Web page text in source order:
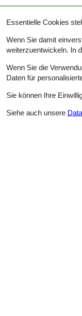
ekstra tjenester
der måtte
saldo vil blive
du under alle
tv, Bluetooth
1 dobbeltseng
kaffemaskine,
, på landet
fra kl. 15:00 på
Essentielle Cookies
Wenn Sie damit
weiterzuentwickeln. In
Wenn Sie die
Daten für
Sie können Ihre
Siehe auch unsere